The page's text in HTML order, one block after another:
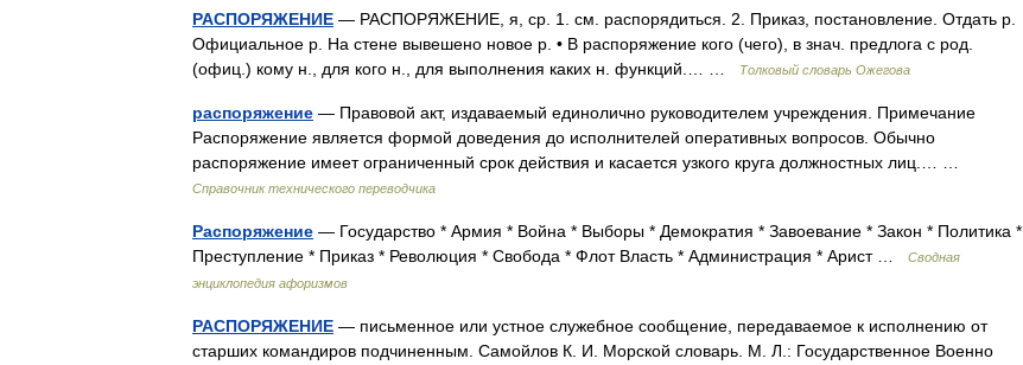
РАСПОРЯЖЕНИЕ — РАСПОРЯЖЕНИЕ, я, ср. 1. см. распорядиться. 2. Приказ, постановление. Отдать р.
Официальное р. На стене вывешено новое р. • В распоряжение кого (чего), в знач. предлога с род.
(офиц.) кому н., для кого н., для выполнения каких н. функций.… …
Толковый словарь Ожегова
распоряжение — Правовой акт, издаваемый единолично руководителем учреждения. Примечание
Распоряжение является формой доведения до исполнителей оперативных вопросов. Обычно
распоряжение имеет ограниченный срок действия и касается узкого круга должностных лиц.… …
Справочник технического переводчика
Распоряжение — Государство * Армия * Война * Выборы * Демократия * Завоевание * Закон * Политика *
Преступление * Приказ * Революция * Свобода * Флот Власть * Администрация * Арист …
Сводная
энциклопедия афоризмов
РАСПОРЯЖЕНИЕ — письменное или устное служебное сообщение, передаваемое к исполнению от
старших командиров подчиненным. Самойлов К. И. Морской словарь. М. Л.: Государственное Военно